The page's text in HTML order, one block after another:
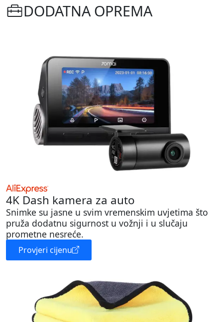
DODATNA OPREMA
4K Dash kamera za auto
Snimke su jasne u svim vremenskim uvjetima što
pruža dodatnu sigurnost u vožnji i u slučaju
prometne nesreće.
Provjeri cijenu